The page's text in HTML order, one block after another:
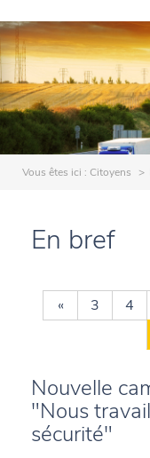
Vous êtes ici : Citoyens
En bref
« 3 4
Nouvelle
"Nous
sécurité"